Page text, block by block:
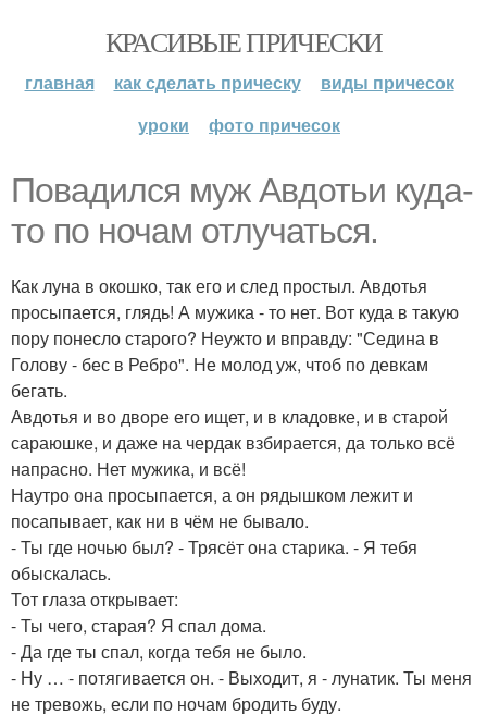
КРАСИВЫЕ ПРИЧЕСКИ
главная как сделать прическу
виды причесок
уроки
фото причесок
Повадился муж Авдотьи куда-
то по ночам отлучаться.
Как луна в окошко, так его и след простыл. Авдотья
просыпается, глядь! А мужика - то нет. Вот куда в такую
пору понесло старого? Неужто и вправду: "Седина в
Голову - бес в Ребро". Не молод уж, чтоб по девкам
бегать.
Авдотья и во дворе его ищет, и в кладовке, и в старой
сараюшке, и даже на чердак взбирается, да только всё
напрасно. Нет мужика, и всё!
Наутро она просыпается, а он рядышком лежит и
посапывает, как ни в чём не бывало.
- Ты где ночью был? - Трясёт она старика. - Я тебя
обыскалась.
Тот глаза открывает:
- Ты чего, старая? Я спал дома.
- Да где ты спал, когда тебя не было.
- Ну … - потягивается он. - Выходит, я - лунатик. Ты меня
не тревожь, если по ночам бродить буду.